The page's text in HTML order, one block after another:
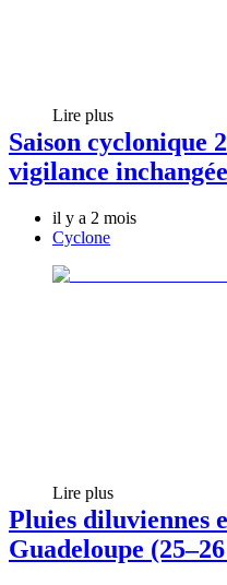
Lire plus
Saison cyclonique
vigilance inchangée
il y a 2 mois
Cyclone
Lire plus
Pluies diluviennes
Guadeloupe